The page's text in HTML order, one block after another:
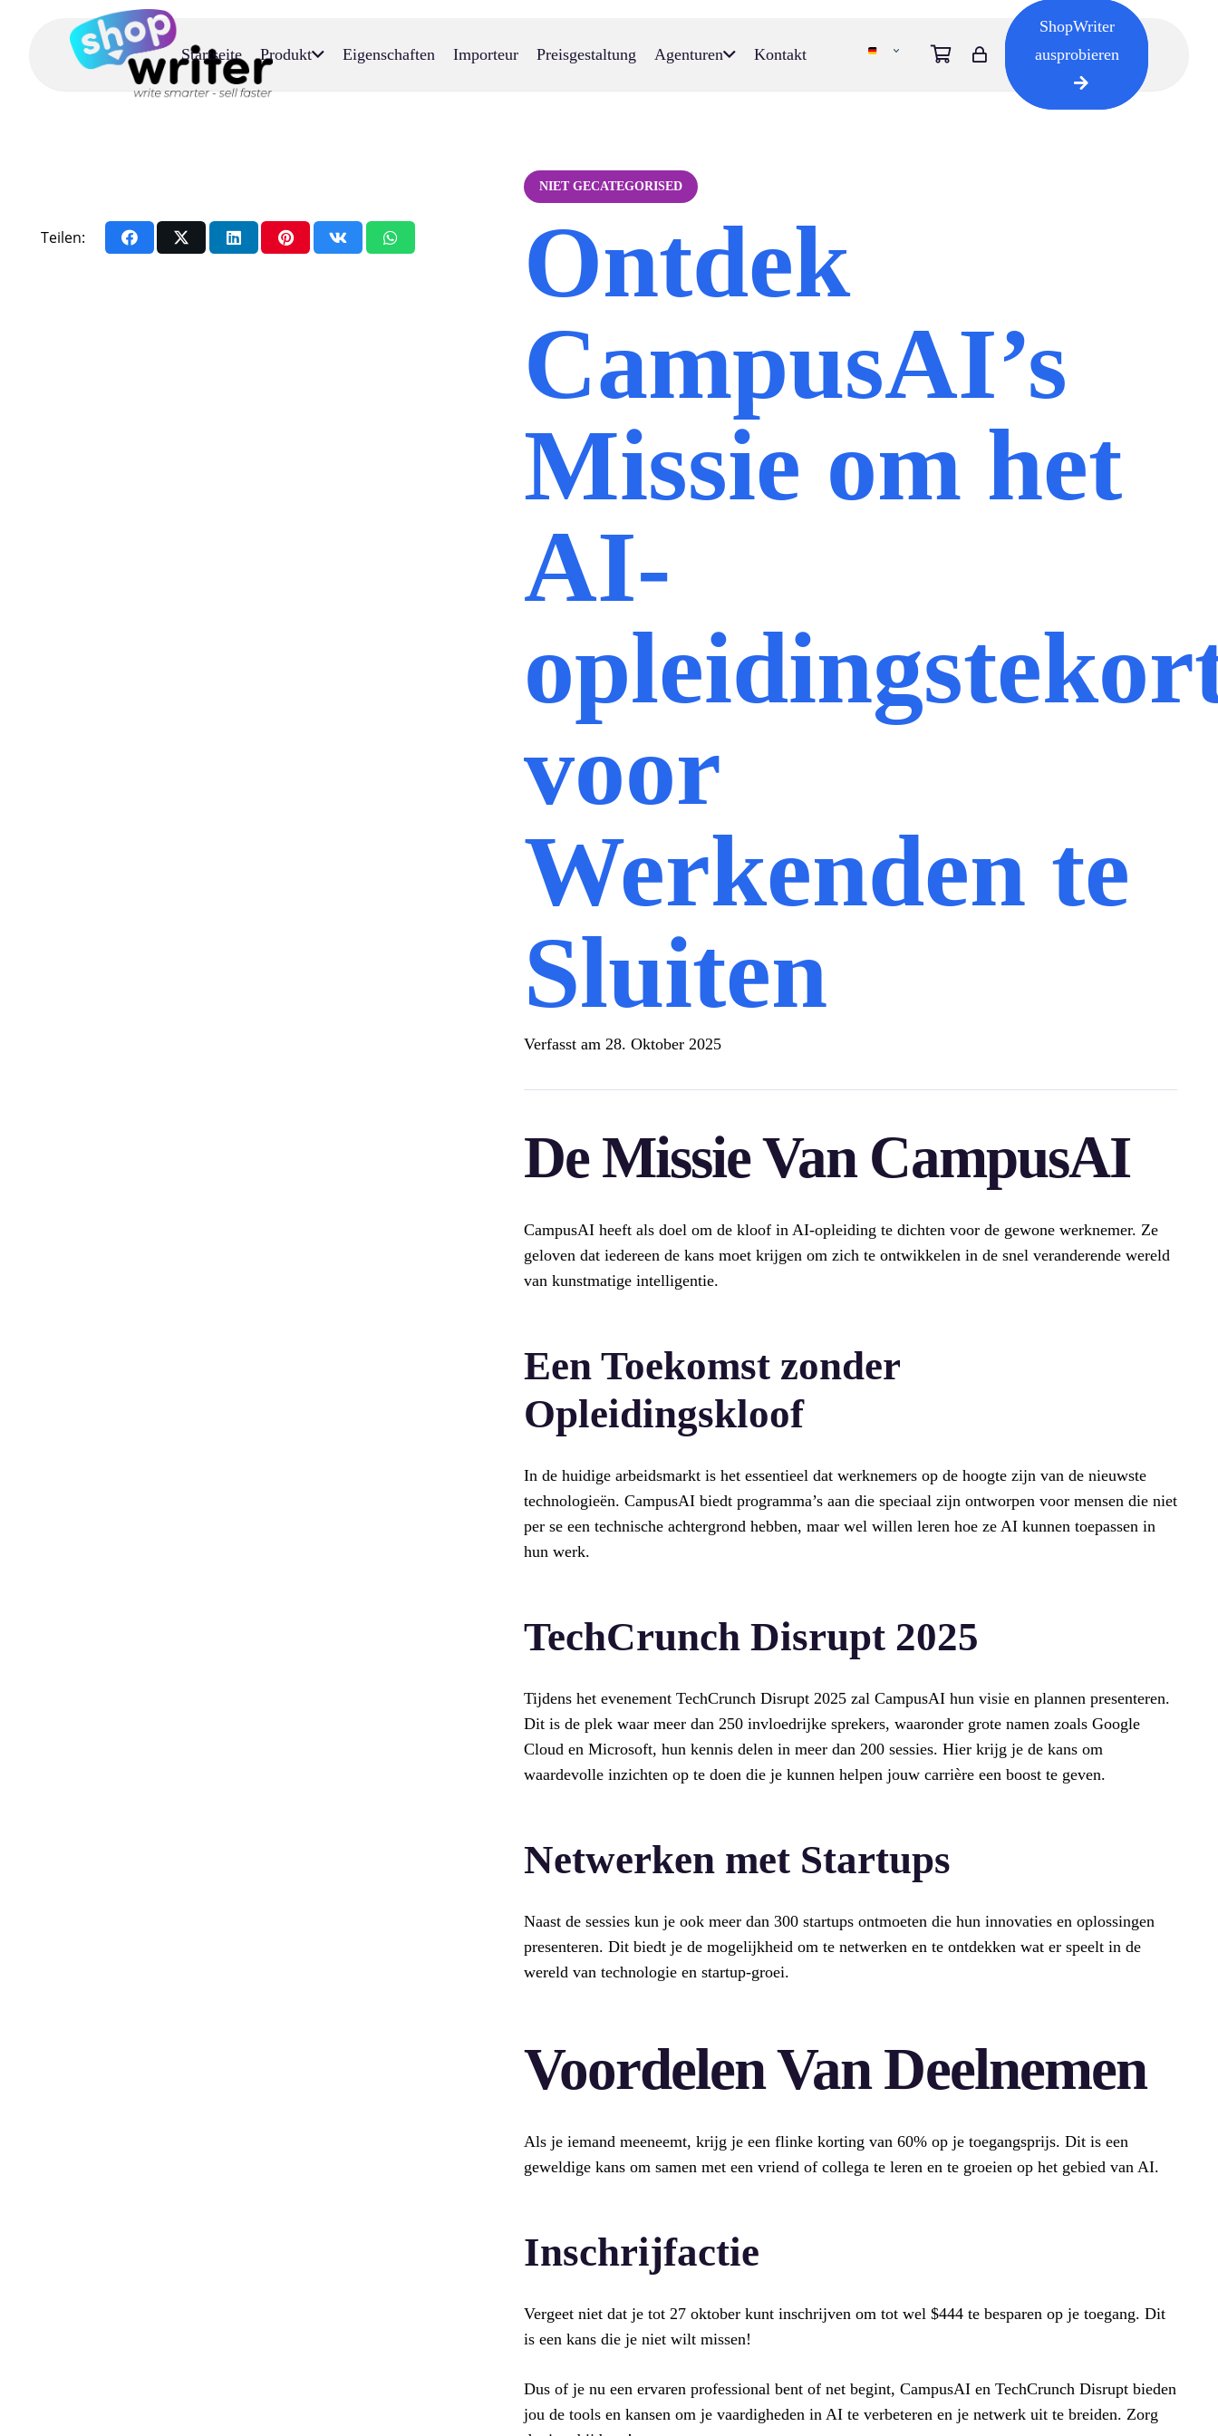
Startseite Produkt Eigenschaften Importeur Preisgestaltung Agenturen Kontakt
ShopWriter
ausprobieren
Teilen:
NIET GECATEGORISED
Ontdek
CampusAI’s
Missie om het
AI-
voor
Werkenden te
Sluiten
Verfasst am 28. Oktober 2025
De Missie Van CampusAI
CampusAI heeft als doel om de kloof in AI-opleiding te dichten voor de gewone werknemer. Ze
geloven dat iedereen de kans moet krijgen om zich te ontwikkelen in de snel veranderende wereld
van kunstmatige intelligentie.
Een Toekomst zonder
Opleidingskloof
In de huidige arbeidsmarkt is het essentieel dat werknemers op de hoogte zijn van de nieuwste
technologieën. CampusAI biedt programma’s aan die speciaal zijn ontworpen voor mensen die niet
per se een technische achtergrond hebben, maar wel willen leren hoe ze AI kunnen toepassen in
hun werk.
TechCrunch Disrupt 2025
Tijdens het evenement TechCrunch Disrupt 2025 zal CampusAI hun visie en plannen presenteren.
Dit is de plek waar meer dan 250 invloedrijke sprekers, waaronder grote namen zoals Google
Cloud en Microsoft, hun kennis delen in meer dan 200 sessies. Hier krijg je de kans om
waardevolle inzichten op te doen die je kunnen helpen jouw carrière een boost te geven.
Netwerken met Startups
Naast de sessies kun je ook meer dan 300 startups ontmoeten die hun innovaties en oplossingen
presenteren. Dit biedt je de mogelijkheid om te netwerken en te ontdekken wat er speelt in de
wereld van technologie en startup-groei.
Voordelen Van Deelnemen
Als je iemand meeneemt, krijg je een flinke korting van 60% op je toegangsprijs. Dit is een
geweldige kans om samen met een vriend of collega te leren en te groeien op het gebied van AI.
Inschrijfactie
Vergeet niet dat je tot 27 oktober kunt inschrijven om tot wel $444 te besparen op je toegang. Dit
is een kans die je niet wilt missen!
Dus of je nu een ervaren professional bent of net begint, CampusAI en TechCrunch Disrupt bieden
jou de tools en kansen om je vaardigheden in AI te verbeteren en je netwerk uit te breiden. Zorg